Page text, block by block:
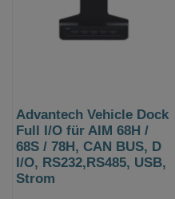
Advantech Vehicle Dock
Full I/O für AIM 68H /
68S / 78H, CAN BUS, D
I/O, RS232,RS485, USB,
Strom